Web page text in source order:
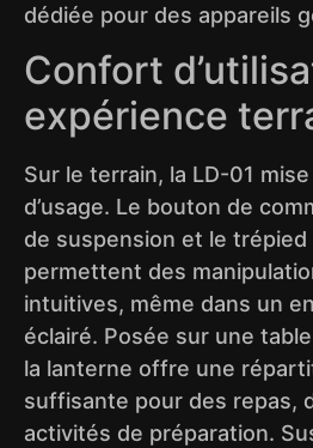
dédiée pour des appareils
Confort
expérience
Sur le terrain, la LD-01
d’usage. Le bouton de
de suspension et le trépied
permettent des
intuitives, même dans un
éclairé. Posée sur une
la lanterne offre une
suffisante pour des repas,
activités de préparation.